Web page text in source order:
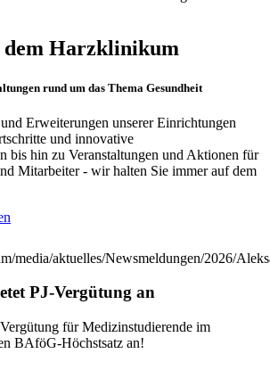
dem Harzklinikum
rund um das Thema Gesundheit
Erweiterungen unserer Einrichtungen
und innovative
bis hin zu Veranstaltungen und Aktionen für
Mitarbeiter - wir halten Sie immer auf dem
media/aktuelles/Newsmeldungen/2026/
PJ-Vergütung an
für Medizinstudierende im
BAföG-Höchstsatz an!